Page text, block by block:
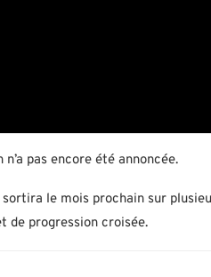
pas encore été annoncée.
le mois prochain sur
de progression croisée.